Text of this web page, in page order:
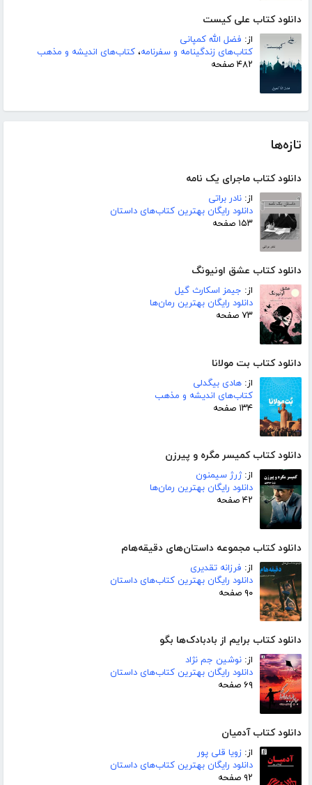
دانلود کتاب علی کیست
از: فضل الله کمپانی
کتاب‌های زندگینامه و سفرنامه، کتاب‌های اندیشه و مذهب
۴۸۲ صفحه
تازه‌ها
دانلود کتاب ماجرای یک نامه
از: نادر براتی
دانلود رایگان بهترین کتاب‌های داستان
۱۵۳ صفحه
دانلود کتاب عشق اونیونگ
از: جیمز اسکارث گیل
دانلود رایگان بهترین رمان‌ها
۷۳ صفحه
دانلود کتاب بت مولانا
از: هادی بیگدلی
کتاب‌های اندیشه و مذهب
۱۳۴ صفحه
دانلود کتاب کمیسر مگره و پیرزن
از:ژرژ سیمنون
دانلود رایگان بهترین رمان‌ها
۴۲ صفحه
دانلود کتاب مجموعه داستان‌های دقیقه‌هام
از: فرزانه تقدیری
دانلود رایگان بهترین کتاب‌های داستان
۹۰ صفحه
دانلود کتاب برایم از بادبادک‌ها بگو
از: نوشین جم نژاد
دانلود رایگان بهترین کتاب‌های داستان
۶۹ صفحه
دانلود کتاب آدمیان
از: زویا قلی پور
دانلود رایگان بهترین کتاب‌های داستان
۹۲ صفحه